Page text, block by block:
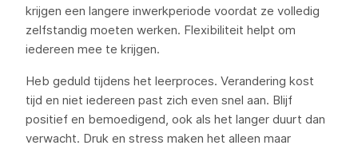
krijgen een langere inwerkperiode voordat ze volledig
zelfstandig moeten werken. Flexibiliteit helpt om
iedereen mee te krijgen.
Heb geduld tijdens het leerproces. Verandering kost
tijd en niet iedereen past zich even snel aan. Blijf
positief en bemoedigend, ook als het langer duurt dan
verwacht. Druk en stress maken het alleen maar